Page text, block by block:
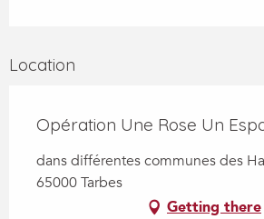
Location
Opération Une Rose Un
dans différentes communes des
65000 Tarbes
Getting there